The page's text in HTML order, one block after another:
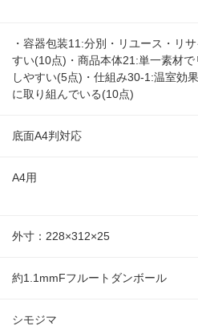
・容器包装11:分別・リユース・リ
すい(10点)・商品本体21:単一素材で
しやすい(5点)・仕組み30-1:温室効
に取り組んでいる(10点)
底面A4判対応
A4用
外寸：228×312×25
約1.1mmFフルートダンボール
シモジマ